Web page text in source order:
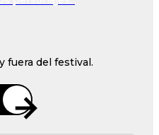
fuera del festival.